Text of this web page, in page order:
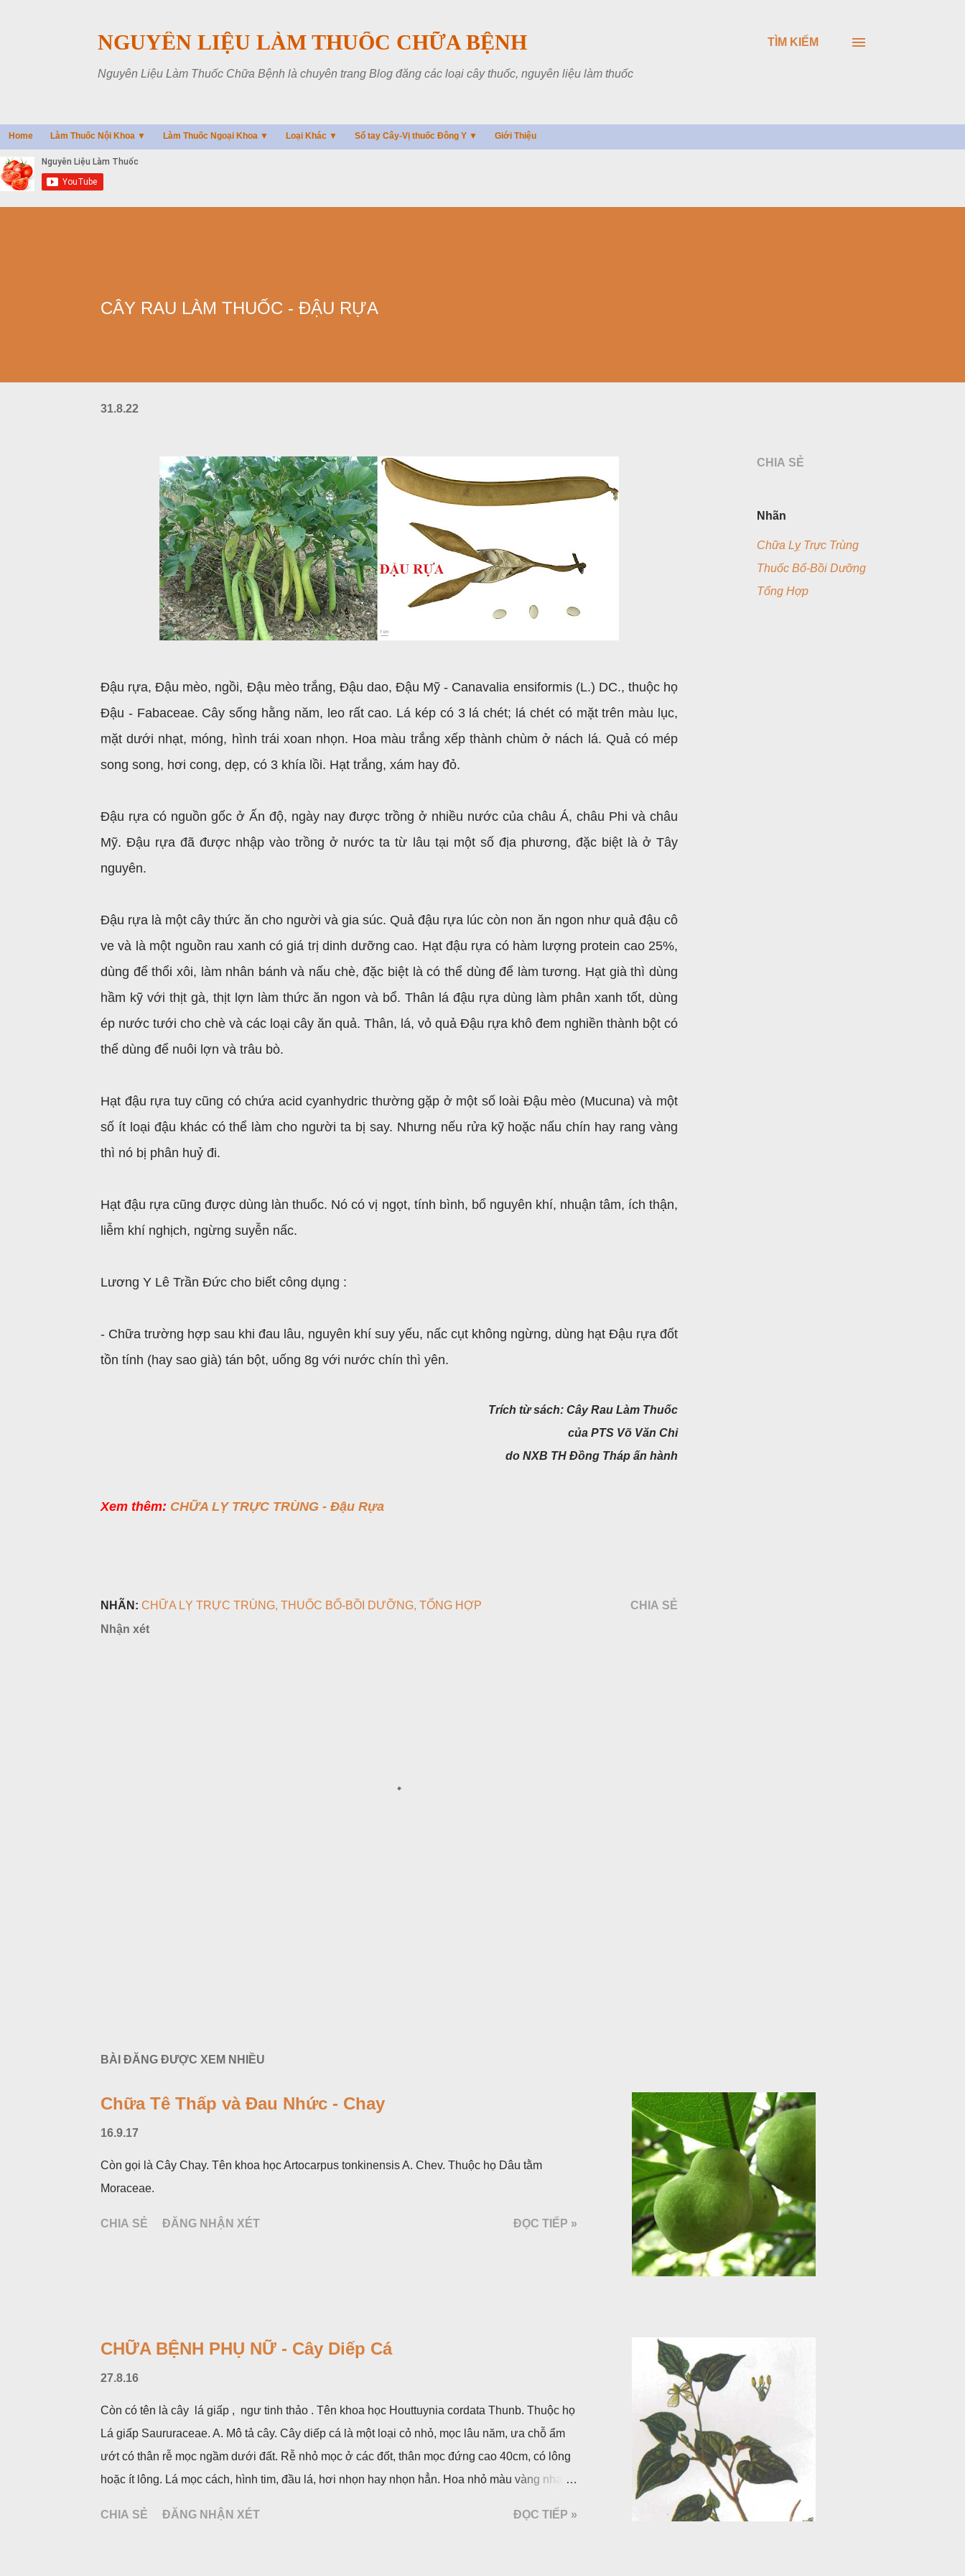
NGUYÊN LIỆU LÀM THUỐC CHỮA BỆNH
Nguyên Liệu Làm Thuốc Chữa Bệnh là chuyên trang Blog đăng các loại cây thuốc, nguyên liệu làm thuốc
TÌM KIẾM
Home Làm Thuốc Nội Khoa ▼ Làm Thuốc Ngoại Khoa ▼ Loại Khác ▼ Sổ tay Cây-Vị thuốc Đông Y ▼ Giới Thiệu
CÂY RAU LÀM THUỐC - ĐẬU RỰA
31.8.22
Đậu rựa, Đậu mèo, ngồi, Đậu mèo trắng, Đậu dao, Đậu Mỹ - Canavalia ensiformis (L.) DC., thuộc họ
Đậu - Fabaceae. Cây sống hằng năm, leo rất cao. Lá kép có 3 lá chét; lá chét có mặt trên màu lục,
mặt dưới nhạt, móng, hình trái xoan nhọn. Hoa màu trắng xếp thành chùm ở nách lá. Quả có mép
song song, hơi cong, dẹp, có 3 khía lồi. Hạt trắng, xám hay đỏ.
Đậu rựa có nguồn gốc ở Ấn độ, ngày nay được trồng ở nhiều nước của châu Á, châu Phi và châu
Mỹ. Đậu rựa đã được nhập vào trồng ở nước ta từ lâu tại một số địa phương, đặc biệt là ở Tây
nguyên.
Đậu rựa là một cây thức ăn cho người và gia súc. Quả đậu rựa lúc còn non ăn ngon như quả đậu cô
ve và là một nguồn rau xanh có giá trị dinh dưỡng cao. Hạt đậu rựa có hàm lượng protein cao 25%,
dùng để thổi xôi, làm nhân bánh và nấu chè, đặc biệt là có thể dùng để làm tương. Hạt già thì dùng
hầm kỹ với thịt gà, thịt lợn làm thức ăn ngon và bổ. Thân lá đậu rựa dùng làm phân xanh tốt, dùng
ép nước tưới cho chè và các loại cây ăn quả. Thân, lá, vỏ quả Đậu rựa khô đem nghiền thành bột có
thể dùng để nuôi lợn và trâu bò.
Hạt đậu rựa tuy cũng có chứa acid cyanhydric thường gặp ở một số loài Đậu mèo (Mucuna) và một
số ít loại đậu khác có thể làm cho người ta bị say. Nhưng nếu rửa kỹ hoặc nấu chín hay rang vàng
thì nó bị phân huỷ đi.
Hạt đậu rựa cũng được dùng làn thuốc. Nó có vị ngọt, tính bình, bổ nguyên khí, nhuận tâm, ích thận,
liễm khí nghịch, ngừng suyễn nấc.
Lương Y Lê Trần Đức cho biết công dụng :
- Chữa trường hợp sau khi đau lâu, nguyên khí suy yếu, nấc cụt không ngừng, dùng hạt Đậu rựa đốt
tồn tính (hay sao già) tán bột, uống 8g với nước chín thì yên.
Trích từ sách: Cây Rau Làm Thuốc
của PTS Võ Văn Chi
do NXB TH Đồng Tháp ấn hành
Xem thêm: CHỮA LỴ TRỰC TRÙNG - Đậu Rựa
CHIA SẺ
Nhãn
Chữa Lỵ Trực Trùng
Thuốc Bổ-Bồi Dưỡng
Tổng Hợp
NHÃN: CHỮA LỴ TRỰC TRÙNG THUỐC BỔ-BỒI DƯỠNG TỔNG HỢP
CHIA SẺ
Nhận xét
BÀI ĐĂNG ĐƯỢC XEM NHIỀU
Chữa Tê Thấp và Đau Nhức - Chay
16.9.17
Còn gọi là Cây Chay. Tên khoa học Artocarpus tonkinensis A. Chev. Thuộc họ Dâu tằm
Moraceae.
CHIA SẺ ĐĂNG NHẬN XÉT ĐỌC TIẾP »
CHỮA BỆNH PHỤ NỮ - Cây Diếp Cá
27.8.16
Còn có tên là cây lá giấp , ngư tinh thảo . Tên khoa học Houttuynia cordata Thunb. Thuộc họ
Lá giấp Saururaceae. A. Mô tả cây. Cây diếp cá là một loại cỏ nhỏ, mọc lâu năm, ưa chỗ ẩm
ướt có thân rễ mọc ngầm dưới đất. Rễ nhỏ mọc ở các đốt, thân mọc đứng cao 40cm, có lông
hoặc ít lông. Lá mọc cách, hình tim, đầu lá, hơi nhọn hay nhọn hẳn. Hoa nhỏ màu vàng nhạt,
CHIA SẺ ĐĂNG NHẬN XÉT ĐỌC TIẾP »